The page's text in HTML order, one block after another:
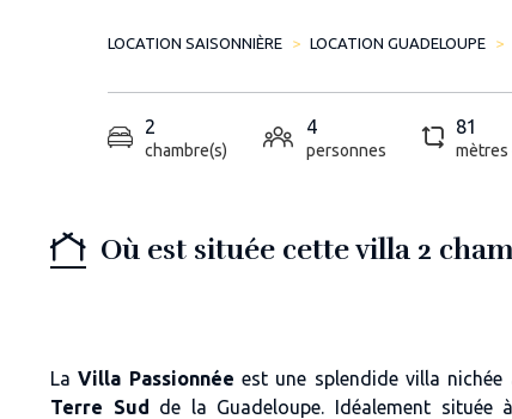
LOCATION SAISONNIÈRE LOCATION GUADELOUPE
2
chambre(s)
4
personnes
81
mètres
Où est située cette villa 2
LaVilla Passionnée est une splendide villa
Terre Sud de la Guadeloupe. Idéalement située